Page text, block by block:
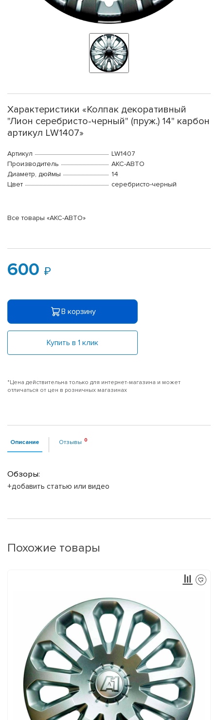
Характеристики «Колпак декоративный
"Лион серебристо-черный" (пруж.) 14" карбон
артикул LW1407»
Артикул
LW1407
Производитель
АКС-АВТО
Диаметр, дюймы
14
Цвет
серебристо-черный
Все товары «АКС-АВТО»
600
В корзину
Купить в 1 клик
*Цена действительна только для интернет-магазина и может
отличаться от цен в розничных магазинах
Описание Отзывы
Обзоры:
+добавить статью или видео
Похожие товары